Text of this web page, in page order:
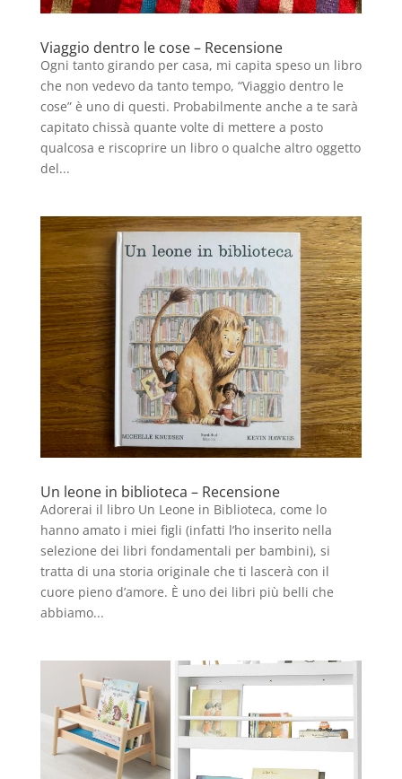
Viaggio dentro le cose – Recensione
Ogni tanto girando per casa, mi capita speso un libro
che non vedevo da tanto tempo, “Viaggio dentro le
cose” è uno di questi. Probabilmente anche a te sarà
capitato chissà quante volte di mettere a posto
qualcosa e riscoprire un libro o qualche altro oggetto
del...
Un leone in biblioteca – Recensione
Adorerai il libro Un Leone in Biblioteca, come lo
hanno amato i miei figli (infatti l’ho inserito nella
selezione dei libri fondamentali per bambini), si
tratta di una storia originale che ti lascerà con il
cuore pieno d’amore. È uno dei libri più belli che
abbiamo...